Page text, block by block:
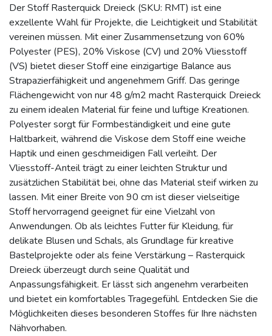
Der Stoff Rasterquick Dreieck (SKU: RMT) ist eine
exzellente Wahl für Projekte, die Leichtigkeit und Stabilität
vereinen müssen. Mit einer Zusammensetzung von 60%
Polyester (PES), 20% Viskose (CV) und 20% Vliesstoff
(VS) bietet dieser Stoff eine einzigartige Balance aus
Strapazierfähigkeit und angenehmem Griff. Das geringe
Flächengewicht von nur 48 g/m2 macht Rasterquick Dreieck
zu einem idealen Material für feine und luftige Kreationen.
Polyester sorgt für Formbeständigkeit und eine gute
Haltbarkeit, während die Viskose dem Stoff eine weiche
Haptik und einen geschmeidigen Fall verleiht. Der
Vliesstoff-Anteil trägt zu einer leichten Struktur und
zusätzlichen Stabilität bei, ohne das Material steif wirken zu
lassen. Mit einer Breite von 90 cm ist dieser vielseitige
Stoff hervorragend geeignet für eine Vielzahl von
Anwendungen. Ob als leichtes Futter für Kleidung, für
delikate Blusen und Schals, als Grundlage für kreative
Bastelprojekte oder als feine Verstärkung – Rasterquick
Dreieck überzeugt durch seine Qualität und
Anpassungsfähigkeit. Er lässt sich angenehm verarbeiten
und bietet ein komfortables Tragegefühl. Entdecken Sie die
Möglichkeiten dieses besonderen Stoffes für Ihre nächsten
Nähvorhaben.